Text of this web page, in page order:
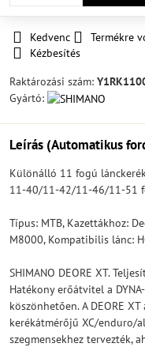
Kedvenc Termékre
Kézbesítés
Raktározási szám:
Gyártó:
Leírás (Automatikus
Különálló 11 fogú
11-40/11-42/11-46/11-51
Típus: MTB, Kazettákhoz:
M8000, Kompatibilis lánc:
SHIMANO DEORE XT.
Hatékony erőátvitel a
köszönhetően. A DEORE
kerékátmérőjű XC/enduro/
szegmensekhez tervezték,